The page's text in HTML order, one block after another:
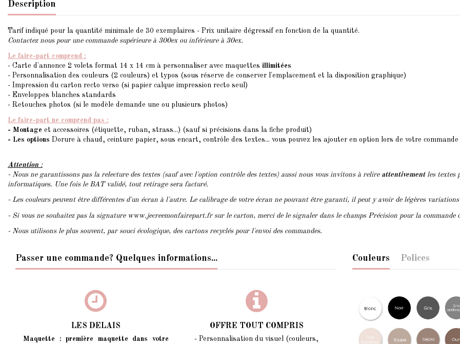
Description
Tarif indiqué pour la quantité minimale de 30 exemplaires - Prix unitaire dégressif en fonction de la quantité.
Contactez nous pour une commande supérieure à 300ex ou inférieure à 30ex.
Le faire-part comprend :
- Carte d'annonce 2 volets format 14 x 14 cm à personnaliser avec maquettes illimitées
- Personnalisation des couleurs (2 couleurs) et typos (sous réserve de conserver l'emplacement et la disposition graphique)
- Impression du carton recto verso (si papier calque impression recto seul)
- Enveloppes blanches standards
- Retouches photos (si le modèle demande une ou plusieurs photos)
Le faire-part ne comprend pas :
- Montage et accessoires (étiquette, ruban, strass...) (sauf si précisions dans la fiche produit)
- Les options Dorure à chaud, ceinture papier, sous encart, contrôle des textes... vous pouvez les ajouter en option lors de votre commande
Attention :
- Nous ne garantissons pas la relecture des textes (sauf avec l'option contrôle des textes) aussi nous vous invitons à relire attentivementles textes
informatiques. Une fois le BAT validé, tout retirage sera facturé.
- Les couleurs peuvent être différentes d'un écran à l'autre. Le calibrage de votre écran ne pouvant être garanti, il peut y avoir de légères
- Si vous ne souhaitez pas la signature www.jecreemonfairepart.fr sur le carton, merci de le signaler dans le champs Précision pour la commande
- Nous utilisons le plus souvent, par souci écologique, des cartons recyclés pour l'envoi des commandes.
Passer une commande? Quelques informations...
LES DELAIS
Maquette : première maquette dans votre
OFFRE TOUT COMPRIS
- Personnalisation du visuel (couleurs,
Couleurs Polices